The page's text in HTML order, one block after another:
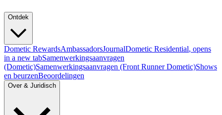
Ontdek
Dometic RewardsAmbassadorsJournalDometic Residential, opens
in a new tabSamenwerkingsaanvragen
(Dometic)Samenwerkingsaanvragen (Front Runner Dometic)Shows
en beurzenBeoordelingen
Over & Juridisch